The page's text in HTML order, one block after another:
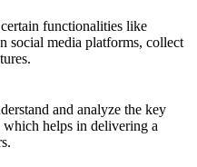
functionalities like
social media platforms, collect
and analyze the key
helps in delivering a